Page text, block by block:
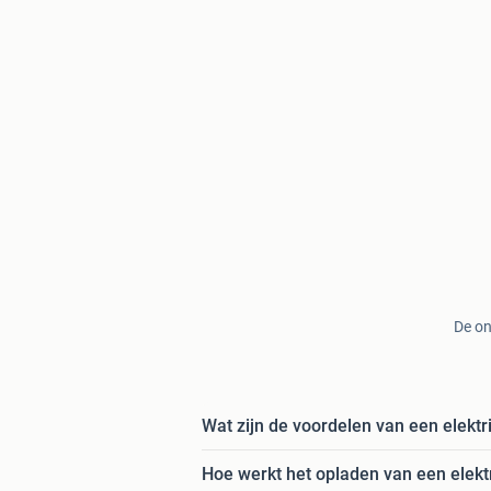
De
Wat zijn de voordelen van een
Hoe werkt het opladen van een